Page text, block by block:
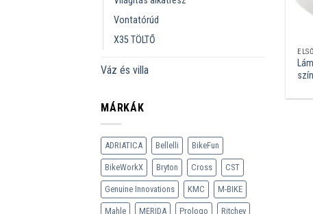
Vontatórúd
X35 TÖLTŐ
Váz és villa
MÁRKÁK
ADRIATICA Bellelli BikeFun
BikeWorkX Bryton Cross CST
Genuine Innovations KMC M-BIKE
Mahle MERIDA Prologo Ritchey
ELSŐ